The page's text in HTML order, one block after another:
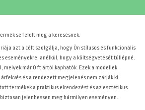
se felelt meg a keresésnek.
azt a célt szolgálja, hogy Ön stílusos és funkcionális
eseményekre, anélkül, hogy a költségvetését túllépné.
melyek már 0 ft ártól kaphatók. Ezek a modellek
és a rendezett megjelenés nem zárják ki
termékek a praktikus elrendezést és az esztétikus
jelenhessen meg bármilyen eseményen.